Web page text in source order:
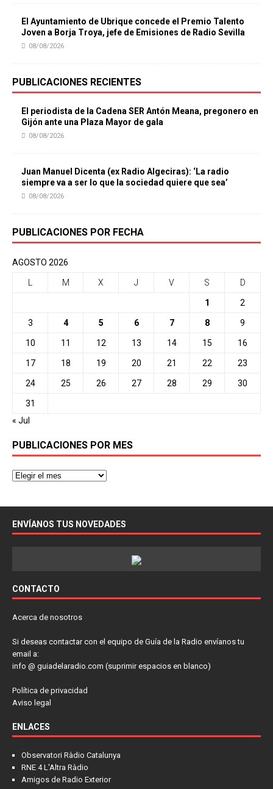
El Ayuntamiento de Ubrique concede el Premio Talento
Joven a Borja Troya, jefe de Emisiones de Radio Sevilla
08/08/2026
PUBLICACIONES RECIENTES
El periodista de la Cadena SER Antón Meana, pregonero en
Gijón ante una Plaza Mayor de gala
08/08/2026
Juan Manuel Dicenta (ex Radio Algeciras): ‘La radio
siempre va a ser lo que la sociedad quiere que sea’
08/08/2026
PUBLICACIONES POR FECHA
AGOSTO 2026
M X J V S D
1 2
3 4 5 6 7 8 9
10 11 12 13 14 15 16
17 18 19 20 21 22 23
24 25 26 27 28 29 30
31
« Jul
PUBLICACIONES POR MES
ENVÍANOS TUS NOVEDADES
CONTACTO
Acerca de nosotros
Si deseas contactar con el equipo de Guía de la Radio envíanos tu
email a:
info @ guiadelaradio.com (suprimir espacios en blanco)
Política de privacidad
Aviso legal
ENLACES
Observatori Ràdio Catalunya
RNE 4 L'Altra Ràdio
Amigos de Radio Exterior